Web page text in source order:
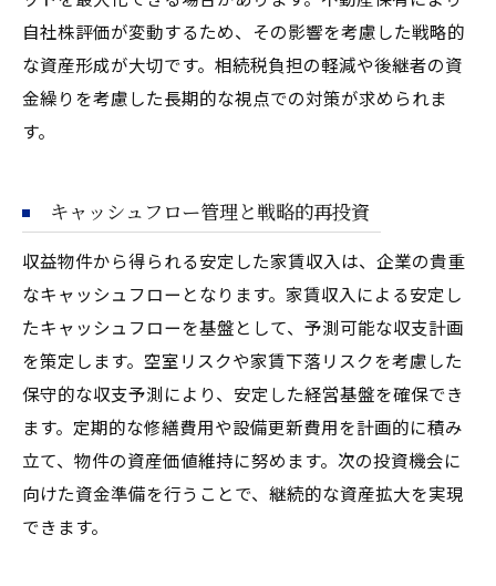
自社株評価が変動するため、その影響を考慮した戦略的
な資産形成が大切です。相続税負担の軽減や後継者の資
金繰りを考慮した長期的な視点での対策が求められま
す。
キャッシュフロー管理と戦略的再投資
収益物件から得られる安定した家賃収入は、企業の貴重
なキャッシュフローとなります。家賃収入による安定し
たキャッシュフローを基盤として、予測可能な収支計画
を策定します。空室リスクや家賃下落リスクを考慮した
保守的な収支予測により、安定した経営基盤を確保でき
ます。定期的な修繕費用や設備更新費用を計画的に積み
立て、物件の資産価値維持に努めます。次の投資機会に
向けた資金準備を行うことで、継続的な資産拡大を実現
できます。